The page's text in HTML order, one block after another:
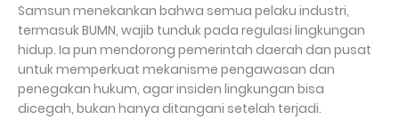
Samsun menekankan bahwa semua pelaku industri,
termasuk BUMN, wajib tunduk pada regulasi lingkungan
hidup. Ia pun mendorong pemerintah daerah dan pusat
untuk memperkuat mekanisme pengawasan dan
penegakan hukum, agar insiden lingkungan bisa
dicegah, bukan hanya ditangani setelah terjadi.